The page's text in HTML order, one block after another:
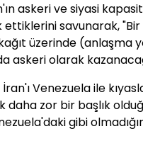
askeri ve siyasi
ettiklerini savunarak,
üzerinde (anlaşma
askeri olarak
Venezuela ile
daha zor bir başlık
gibi